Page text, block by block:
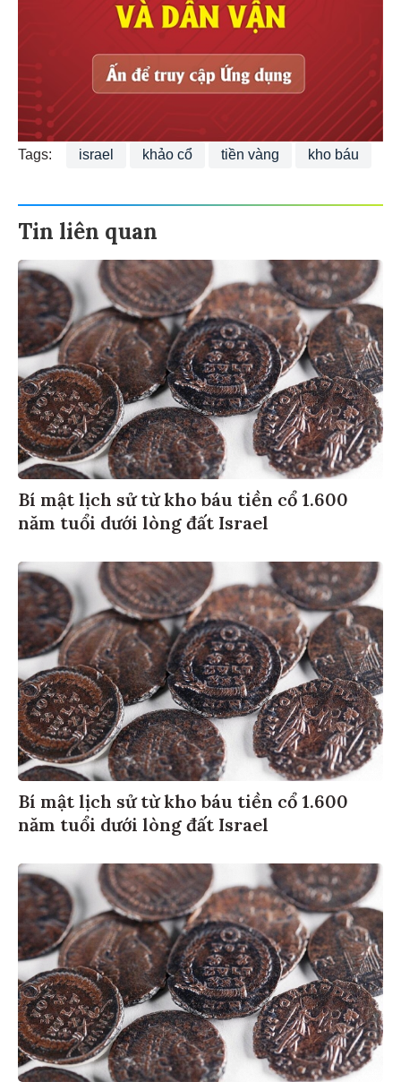
Tags: israel khảo cổ tiền vàng kho báu
Tin liên quan
Bí mật lịch sử từ kho báu tiền cổ 1.600
năm tuổi dưới lòng đất Israel
Bí mật lịch sử từ kho báu tiền cổ 1.600
năm tuổi dưới lòng đất Israel